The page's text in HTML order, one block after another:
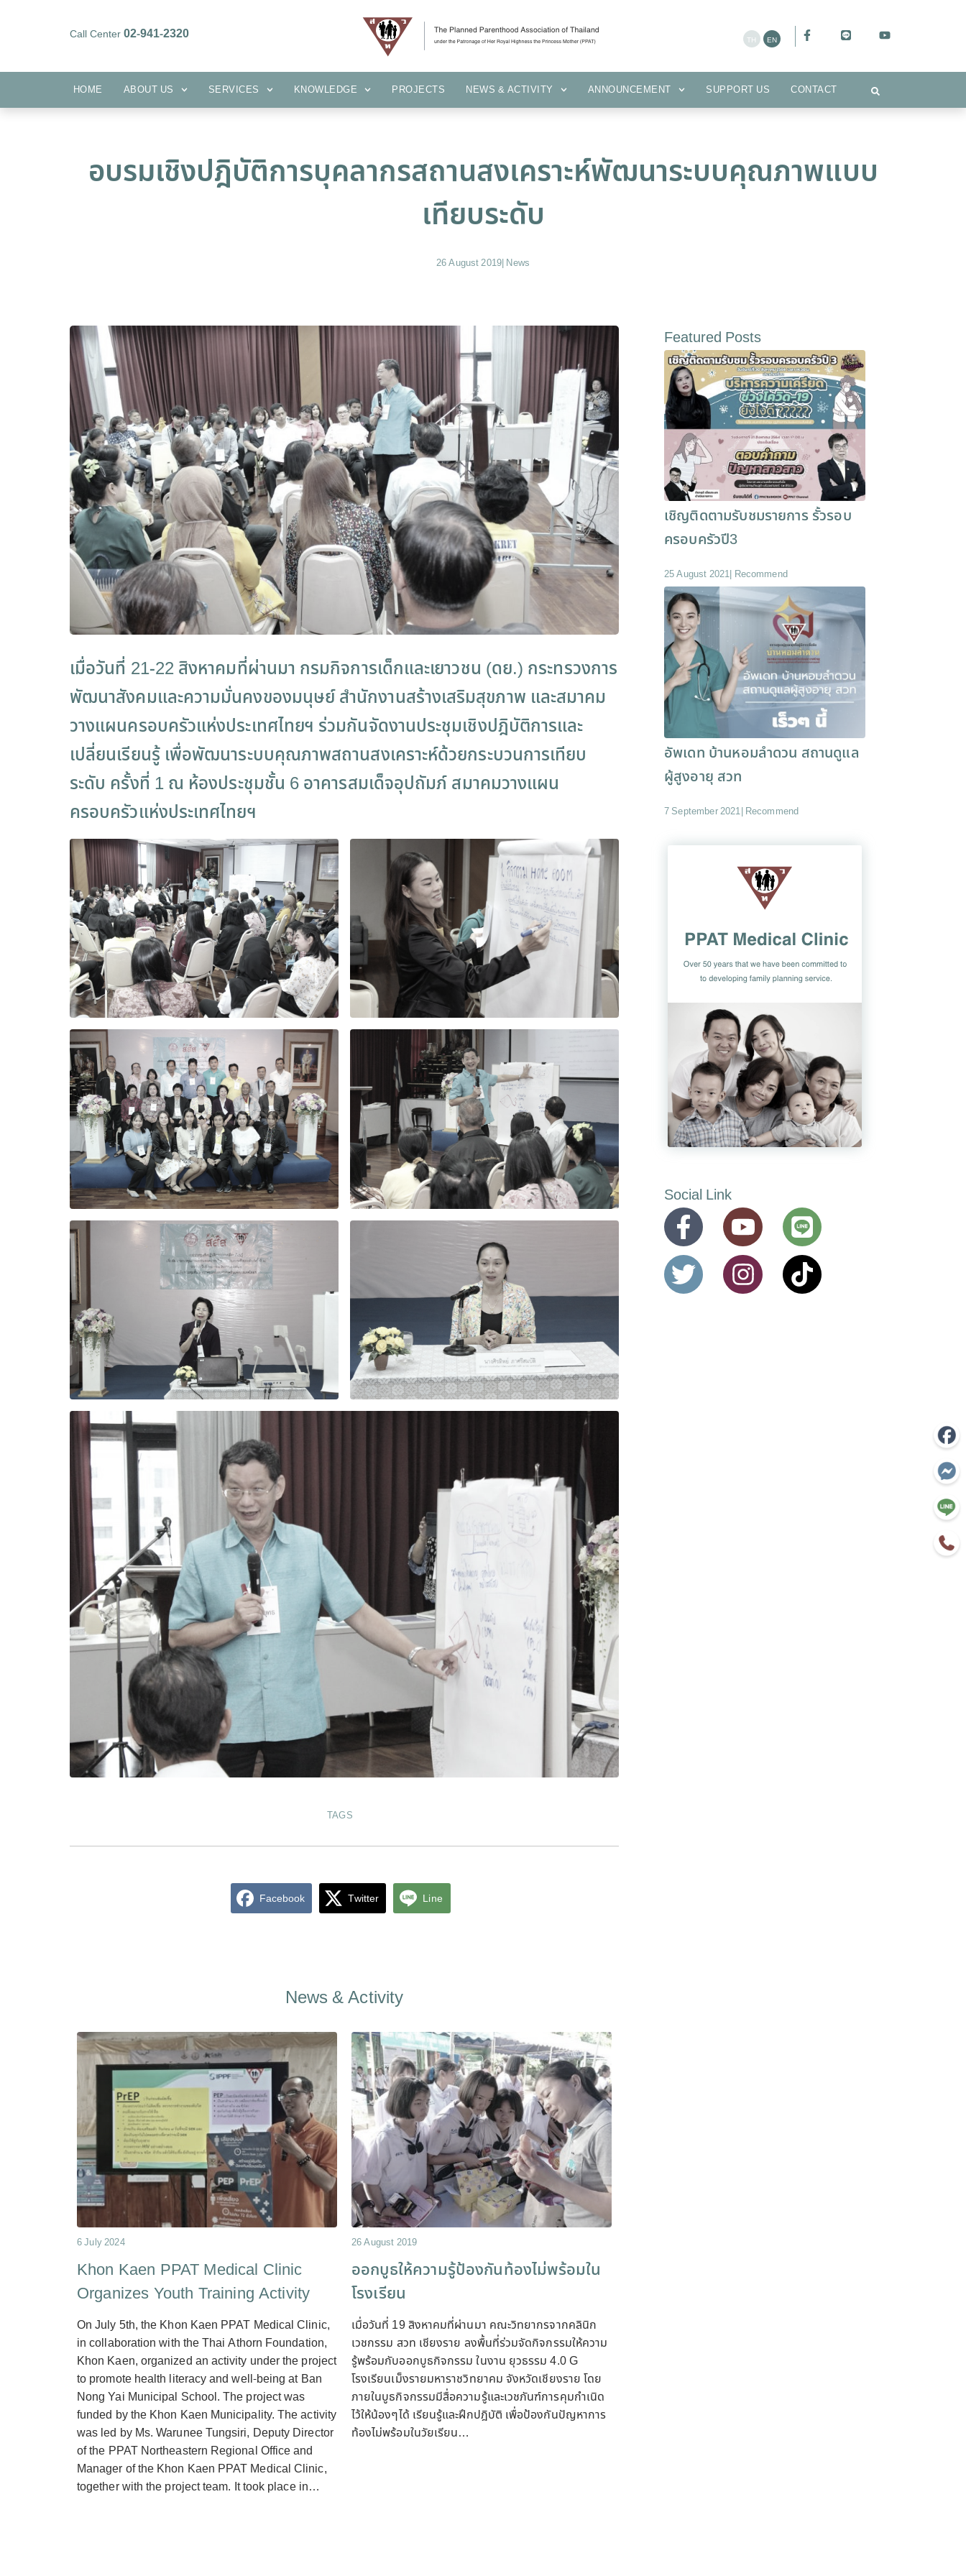
Call Center02-941-2320
HOME ABOUT US SERVICES KNOWLEDGE PROJECTS NEWS & ACTIVITY ANNOUNCEMENT SUPPORT US CONTACT
KNOWLEDGE PROJECTS
อบรมเชิงปฎิบัติการบุคลากรสถานสงเคราะห์พัฒนาระบบคุณภาพแบบ
เทียบระดับ
26 August 2019| News
เมื่อวันที่ 21-22 สิงหาคมที่ผ่านมา กรมกิจการเด็กและเยาวชน (ดย.) กระทรวงการ
พัฒนาสังคมและความมั่นคงของมนุษย์ สำนักงานสร้างเสริมสุขภาพ และสมาคม
วางแผนครอบครัวแห่งประเทศไทยฯ ร่วมกันจัดงานประชุมเชิงปฎิบัติการและ
เปลี่ยนเรียนรู้ เพื่อพัฒนาระบบคุณภาพสถานสงเคราะห์ด้วยกระบวนการเทียบ
ระดับ ครั้งที่ 1 ณ ห้องประชุมชั้น 6 อาคารสมเด็จอุปถัมภ์ สมาคมวางแผน
ครอบครัวแห่งประเทศไทยฯ
TAGS
Facebook Twitter Line
News & Activity
6 July 2024
Khon Kaen PPAT Medical Clinic
Organizes Youth Training Activity
On July 5th, the Khon Kaen PPAT Medical Clinic,
in collaboration with the Thai Athorn Foundation,
Khon Kaen, organized an activity under the project
to promote health literacy and well-being at Ban
Nong Yai Municipal School. The project was
funded by the Khon Kaen Municipality. The activity
was led by Ms. Warunee Tungsiri, Deputy Director
of the PPAT Northeastern Regional Office and
Manager of the Khon Kaen PPAT Medical Clinic,
together with the project team. It took place in…
26 August 2019
ออกบูธให้ความรู้ป้องกันท้องไม่พร้อมใน
โรงเรียน
เมื่อวันที่ 19 สิงหาคมที่ผ่านมา คณะวิทยากรจากคลินิก
เวชกรรม สวท เชียงราย ลงพื้นที่ร่วมจัดกิจกรรมให้ความ
รู้พร้อมกับออกบูธกิจกรรม ในงาน ยุวธรรม 4.0 G
โรงเรียนเม็งรายมหาราชวิทยาคม จังหวัดเชียงราย โดย
ภายในบูธกิจกรรมมีสื่อความรู้และเวชภันฑ์การคุมกำเนิด
ไว้ให้น้องๆได้ เรียนรู้และฝึกปฎิบัติ เพื่อป้องกันปัญหาการ
ท้องไม่พร้อมในวัยเรียน…
Featured Posts
เชิญติดตามรับชมรายการ รั้วรอบ
ครอบครัวปี3
25 August 2021| Recommend
อัพเดท บ้านหอมลำดวน สถานดูแล
ผู้สูงอายุ สวท
7 September 2021| Recommend
Social Link